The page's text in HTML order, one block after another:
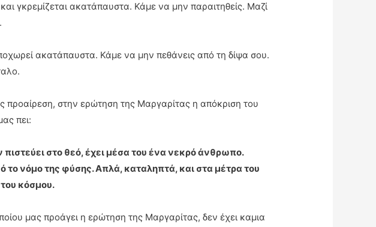
γκρεμίζεται ακατάπαυστα. Κάμε να μην παραιτηθείς. Μαζί
ακατάπαυστα. Κάμε να μην πεθάνεις από τη δίψα σου.
προαίρεση, στην ερώτηση της Μαργαρίτας η απόκριση του
πει:
στο θεό, έχει μέσα του ένα νεκρό άνθρωπο.
το νόμο της φύσης. Απλά, καταληπτά, και στα μέτρα του
κόσμου.
μας προάγει η ερώτηση της Μαργαρίτας, δεν έχει καμια